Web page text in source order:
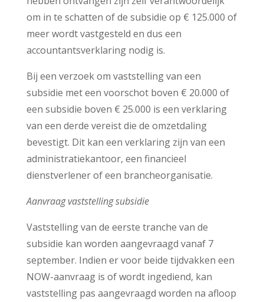
om in te schatten of de subsidie op € 125.000 of
meer wordt vastgesteld en dus een
accountantsverklaring nodig is.
Bij een verzoek om vaststelling van een
subsidie met een voorschot boven € 20.000 of
een subsidie boven € 25.000 is een verklaring
van een derde vereist die de omzetdaling
bevestigt. Dit kan een verklaring zijn van een
administratiekantoor, een financieel
dienstverlener of een brancheorganisatie.
Aanvraag vaststelling subsidie
Vaststelling van de eerste tranche van de
subsidie kan worden aangevraagd vanaf 7
september. Indien er voor beide tijdvakken een
NOW-aanvraag is of wordt ingediend, kan
vaststelling pas aangevraagd worden na afloop